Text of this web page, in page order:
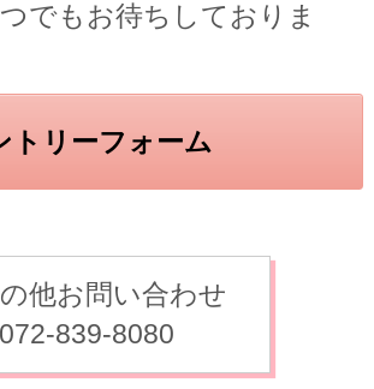
でもお待ちしておりま
トリーフォーム
他お問い合わせ
839-8080